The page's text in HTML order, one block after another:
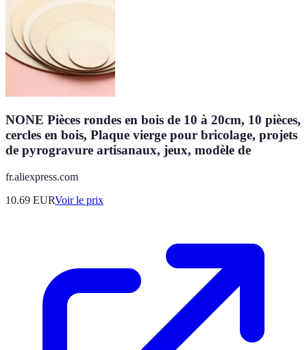
NONE Pièces rondes en bois de 10 à 20cm, 10 pièces,
cercles en bois, Plaque vierge pour bricolage, projets
de pyrogravure artisanaux, jeux, modèle de
fr.aliexpress.com
10.69 EURVoir le prix